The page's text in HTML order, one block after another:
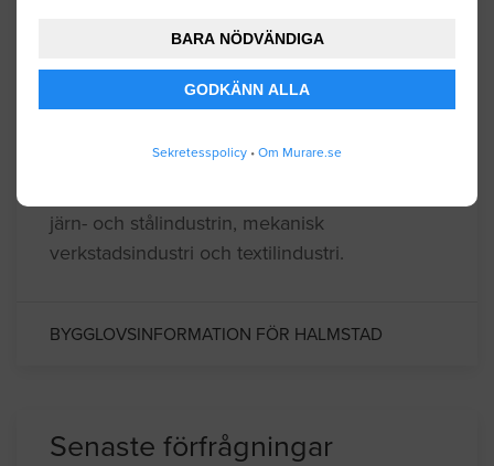
BARA NÖDVÄNDIGA
GODKÄNN ALLA
Sekretesspolicy • Om Murare.se
Halmstads kommun i Halland har ca 90000
gör att företagandet utvecklas stadigt och
järn- och stålindustrin, mekanisk
verkstadsindustri och textilindustri.
BYGGLOVSINFORMATION FÖR HALMSTAD
Senaste förfrågningar